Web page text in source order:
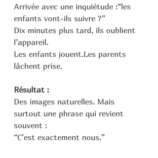
Arrivée avec une inquiétude :“les
enfants vont-ils suivre ?”
Dix minutes plus tard, ils oublient
l’appareil.
Les enfants jouent.Les parents
lâchent prise.
Résultat :
Des images naturelles. Mais
surtout une phrase qui revient
souvent :
“C’est exactement nous.”